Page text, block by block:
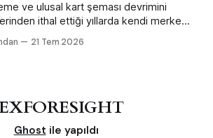
ve ulusal kart şeması devrimini
ithal ettiği yıllarda kendi merkez
daha erken ve büyük ölçekte
21 Tem 2026
Ghost ile yapıldı